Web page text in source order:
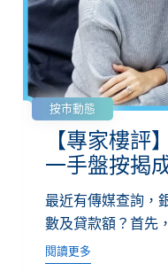
按市動態
【專家樓評
一手盤按揭
最近有傳媒查詢，
數及貸款額？首先
折扣售...
閱讀更多